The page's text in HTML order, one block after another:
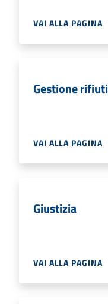
VAI ALLA PAGINA
Gestione rifiuti
VAI ALLA PAGINA
Giustizia
VAI ALLA PAGINA